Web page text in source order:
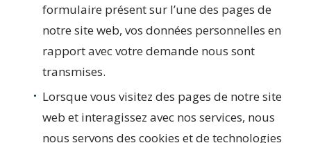
formulaire présent sur l’une des pages de
notre site web, vos données personnelles en
rapport avec votre demande nous sont
transmises.
Lorsque vous visitez des pages de notre site
web et interagissez avec nos services, nous
nous servons des cookies et de technologies